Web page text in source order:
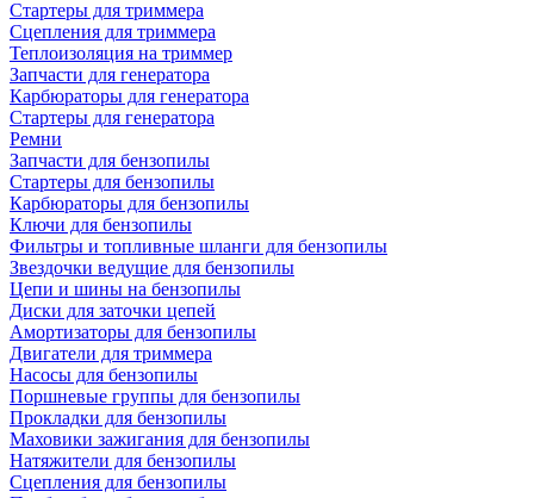
Стартеры для триммера
Сцепления для триммера
Теплоизоляция на триммер
Запчасти для генератора
Карбюраторы для генератора
Стартеры для генератора
Ремни
Запчасти для бензопилы
Стартеры для бензопилы
Карбюраторы для бензопилы
Ключи для бензопилы
Фильтры и топливные шланги для бензопилы
Звездочки ведущие для бензопилы
Цепи и шины на бензопилы
Диски для заточки цепей
Амортизаторы для бензопилы
Двигатели для триммера
Насосы для бензопилы
Поршневые группы для бензопилы
Прокладки для бензопилы
Маховики зажигания для бензопилы
Натяжители для бензопилы
Сцепления для бензопилы